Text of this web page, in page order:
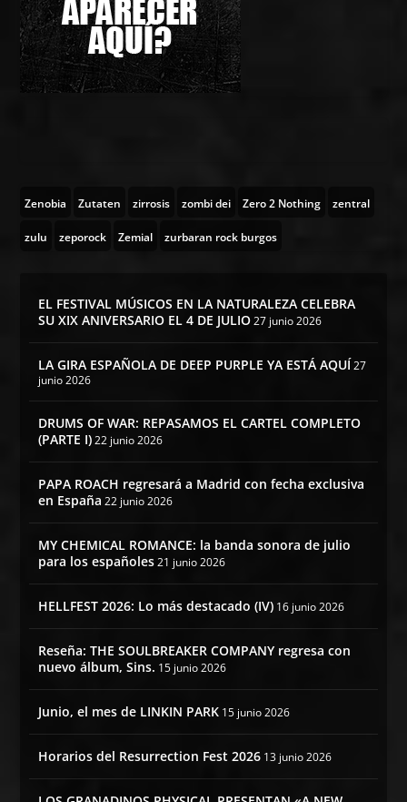
Zenobia Zutaten zirrosis zombi dei Zero 2 Nothing zentral
zulu zeporock Zemial zurbaran rock burgos
EL FESTIVAL MÚSICOS EN LA NATURALEZA CELEBRA
SU XIX ANIVERSARIO EL 4 DE JULIO 27 junio 2026
LA GIRA ESPAÑOLA DE DEEP PURPLE YA ESTÁ AQUÍ27
junio 2026
DRUMS OF WAR: REPASAMOS EL CARTEL COMPLETO
(PARTE I) 22 junio 2026
PAPA ROACH regresará a Madrid con fecha exclusiva
en España 22 junio 2026
MY CHEMICAL ROMANCE: la banda sonora de julio
para los españoles 21 junio 2026
HELLFEST 2026: Lo más destacado (IV) 16 junio 2026
Reseña: THE SOULBREAKER COMPANY regresa con
nuevo álbum, Sins. 15 junio 2026
Junio, el mes de LINKIN PARK 15 junio 2026
Horarios del Resurrection Fest 2026 13 junio 2026